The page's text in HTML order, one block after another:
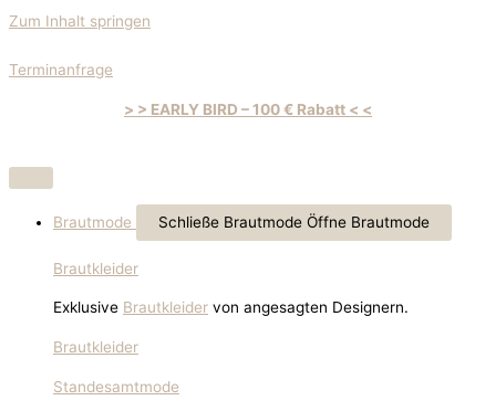
Zum Inhalt springen
Terminanfrage
> > EARLY BIRD – 100 € Rabatt < <
Brautmode Schließe Brautmode Öffne Brautmode
Brautkleider
Exklusive Brautkleider von angesagten Designern.
Brautkleider
Standesamtmode